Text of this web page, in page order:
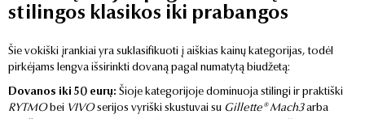
stilingos klasikos iki prabangos
Šie vokiški įrankiai yra suklasifikuoti į aiškias kainų kategorijas, todėl
pirkėjams lengva išsirinkti dovaną pagal numatytą biudžetą:
Dovanos iki 50 eurų: Šioje kategorijoje dominuoja stilingi ir praktiški
RYTMObei VIVOserijos vyriški skustuvai su Gillette® Mach3arba